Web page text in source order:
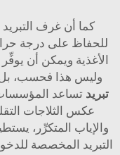
غرف التبريد
درجة حرارة ثابتة،
أن يوفِّر
فحسب، بل إن شركة
المؤسسات أيضًا على
التقليدية التي
يستطيع
للدخول المباشر